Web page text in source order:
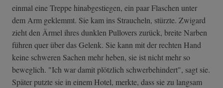
einmal eine Treppe hinabgestiegen, ein paar Flaschen unter
dem Arm geklemmt. Sie kam ins Straucheln, stürzte. Zwigard
zieht den Ärmel ihres dunklen Pullovers zurück, breite Narben
führen quer über das Gelenk. Sie kann mit der rechten Hand
keine schweren Sachen mehr heben, sie ist nicht mehr so
beweglich. "Ich war damit plötzlich schwerbehindert", sagt sie.
Später putzte sie in einem Hotel, merkte, dass sie zu langsam